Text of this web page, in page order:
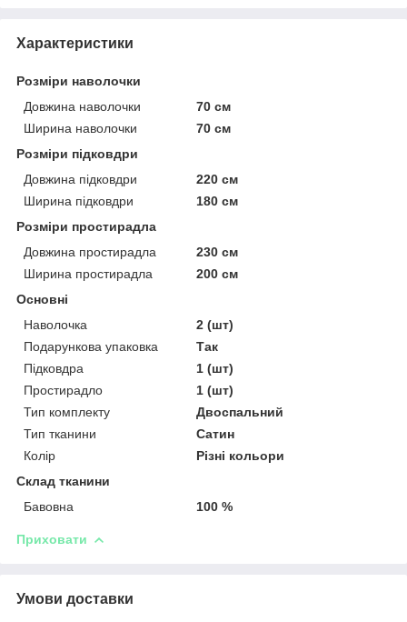
Характеристики
Розміри наволочки
Довжина наволочки
70 см
Ширина наволочки
70 см
Розміри підковдри
Довжина підковдри
220 см
Ширина підковдри
180 см
Розміри простирадла
Довжина простирадла
230 см
Ширина простирадла
200 см
Основні
Наволочка
2 (шт)
Подарункова упаковка
Так
Підковдра
1 (шт)
Простирадло
1 (шт)
Тип комплекту
Двоспальний
Тип тканини
Сатин
Колір
Різні кольори
Склад тканини
Бавовна
100 %
Приховати
Умови доставки